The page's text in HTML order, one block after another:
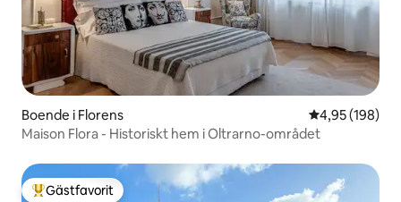
Boende i Florens 4,95 av 5 i
4,95 (198)
Maison Flora - Historiskt hem i Oltrarno-området
Populär gästfavorit
Gästfavorit